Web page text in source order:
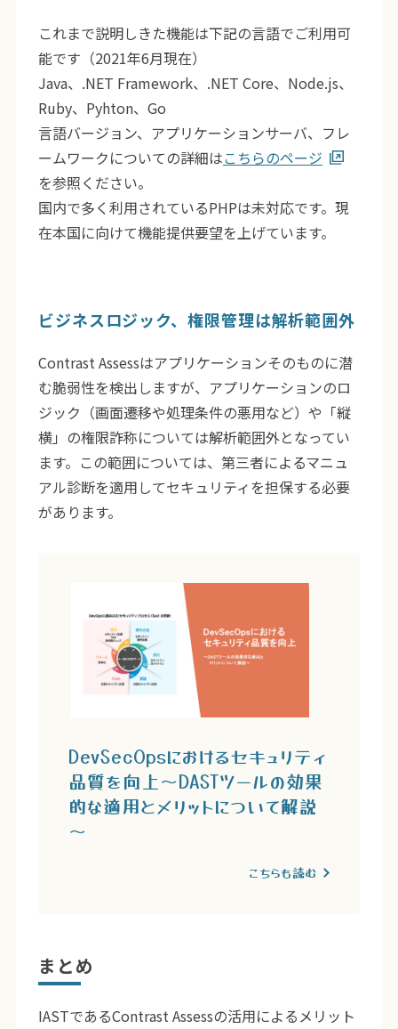
これまで説明しきた機能は下記の言語でご利用可
能です（2021年6月現在）
Java、.NET Framework、.NET Core、Node.js、
Ruby、Pyhton、Go
言語バージョン、アプリケーションサーバ、フレ
ームワークについての詳細はこちらのページ
を参照ください。
国内で多く利用されているPHPは未対応です。現
在本国に向けて機能提供要望を上げています。
ビジネスロジック、権限管理は解析範囲外
Contrast Assessはアプリケーションそのものに潜
む脆弱性を検出しますが、アプリケーションのロ
ジック（画面遷移や処理条件の悪用など）や「縦
横」の権限詐称については解析範囲外となってい
ます。この範囲については、第三者によるマニュ
アル診断を適用してセキュリティを担保する必要
があります。
DevSecOpsにおけるセキュリティ
品質を向上～DASTツールの効果
的な適用とメリットについて解説
～
こちらも読む
まとめ
IASTであるContrast Assessの活用によるメリット